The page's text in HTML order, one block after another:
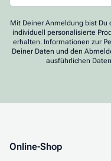
Mit Deiner Anmeldung bist
individuell personalisierte
erhalten. Informationen zur
Deiner Daten und den
ausführlichen
Online-Shop